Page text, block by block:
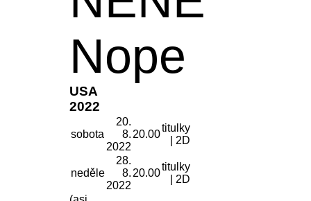
Nope
USA
2022
sobota
20.
8.
2022
20.00
titulky
| 2D
neděle
28.
8.
2022
20.00
titulky
| 2D